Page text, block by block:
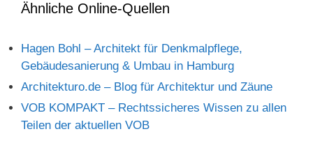
Ähnliche Online-Quellen
Hagen Bohl – Architekt für Denkmalpflege,
Gebäudesanierung & Umbau in Hamburg
Architekturo.de – Blog für Architektur und Zäune
VOB KOMPAKT – Rechtssicheres Wissen zu allen
Teilen der aktuellen VOB